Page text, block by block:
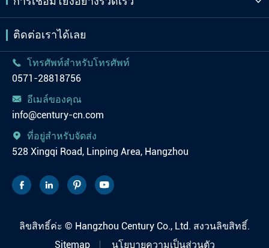
ติดต่อเราได้เลย

โทรศัพท์สำหรับโทรศัพท์
0571-28818756

อีเมล์ของคุณ
info@century-cn.com

ที่อยู่สำหรับจัดส่ง
528 Xingqi Road, Linping Area, Hangzhou
   
ลิขสิทธิ์ค่ะ © Hangzhou Century Co., Ltd. สงวนลิขสิทธิ์.
Sitemap
นโยบายความเป็นส่วนตัว